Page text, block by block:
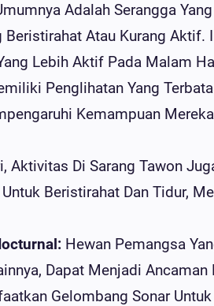
Adalah Serangga
Atau Kurang
Lebih Aktif Pada Malam
Penglihatan Yang
Kemampuan
Aktivitas Di Sarang Tawon
Beristirahat Dan Tidur,
Hewan Pemangsa
Dapat Menjadi
Gelombang Sonar